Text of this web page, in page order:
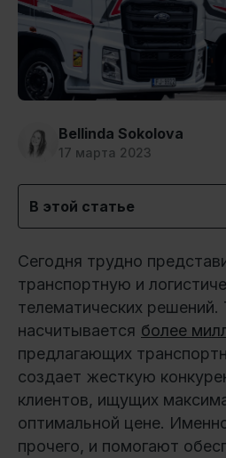
Bellinda Sokolova
17 марта 2023
В этой статье
Сегодня трудно
транспортную и
телематических решений.
насчитывается более
предлагающих
создает жесткую
клиентов, ищущих
оптимальной цене.
прочего, и помогают